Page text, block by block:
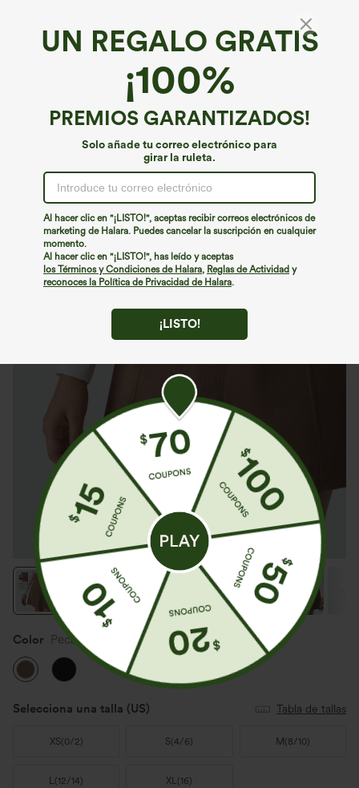
UN REGALO GRATIS
¡100%
PREMIOS GARANTIZADOS!
Solo añade tu correo electrónico para
girar la ruleta.
Al hacer clic en "¡LISTO!", aceptas recibir correos electrónicos de
marketing de Halara. Puedes cancelar la suscripción en cualquier
momento.
Al hacer clic en "¡LISTO!", has leído y aceptas
los Términos y Condiciones de Halara, Reglas de Actividad y
reconoces la Política de Privacidad de Halara.
¡LISTO!
Falda mini casual de gamuza de corte A, de
talle alto, decorada y 2 en 1
€35,95 EUR
Color Pecan Pie
Selecciona una talla (US) Tabla de tallas
XS(0/2) S(4/6) M (8/10)
L(12/14) XL(16)